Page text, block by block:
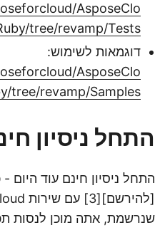
AsposeClo
tree/revamp/Tests
דוגמאות לשימוש:
AsposeClo
tree/revamp/Samples
התחל ניסיון
התחל ניסיון חינם עוד היום
שנרשמת, אתה מוכן לנסות